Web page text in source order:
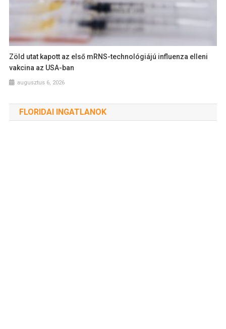
Zöld utat kapott az első mRNS-technológiájú influenza elleni
vakcina az USA-ban
augusztus 6, 2026
FLORIDAI INGATLANOK